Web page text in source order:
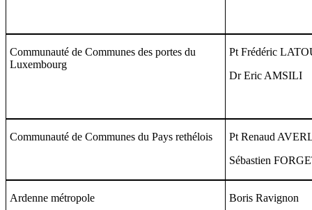
Communauté de Communes des portes du
Luxembourg
Pt Frédéric
Dr Eric AMSILI
Communauté de Communes du Pays rethélois
Pt Renaud
Sébastien
Ardenne métropole
Boris Ravignon